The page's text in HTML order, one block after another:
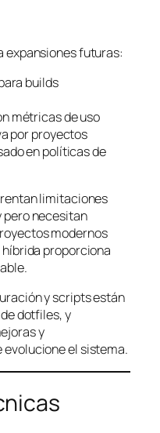
expansiones futuras:
builds
métricas de uso
por proyectos
en políticas de
limitaciones
pero necesitan
modernos
proporciona
y scripts están
dotfiles, y
y
el sistema.